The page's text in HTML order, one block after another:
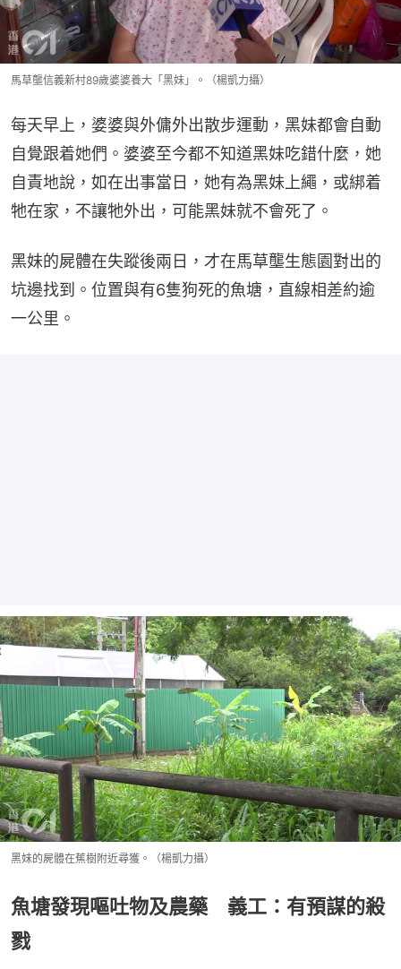
馬草壟信義新村89歲婆婆養大「黑妹」。（楊凱力攝）
每天早上，婆婆與外傭外出散步運動，黑妹都會自動
自覺跟着她們。婆婆至今都不知道黑妹吃錯什麼，她
自責地說，如在出事當日，她有為黑妹上繩，或綁着
牠在家，不讓牠外出，可能黑妹就不會死了。
黑妹的屍體在失蹤後兩日，才在馬草壟生態園對出的
坑邊找到。位置與有6隻狗死的魚塘，直線相差約逾
一公里。
黑妹的屍體在蕉樹附近尋獲。（楊凱力攝）
魚塘發現嘔吐物及農藥 義工：有預謀的殺
戮